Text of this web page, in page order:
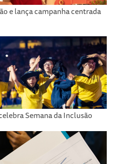
e lança campanha centrada
Semana da Inclusão